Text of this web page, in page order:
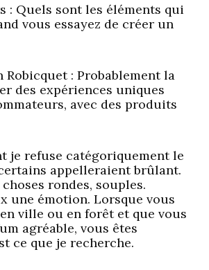
: Quels sont les éléments qui
vous essayez de créer un
Robicquet : Probablement la
des expériences uniques
avec des produits
je refuse catégoriquement le
appelleraient brûlant.
choses rondes, souples.
une émotion. Lorsque vous
ville ou en forêt et que vous
agréable, vous êtes
ce que je recherche.